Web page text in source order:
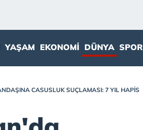
YAŞAM EKONOMI DÜNYA SPOR
CASUSLUK SUÇLAMASI: 7 YIL HAPIS